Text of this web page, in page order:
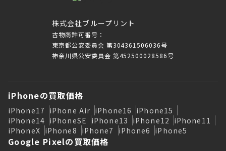
株式会社ブループリント
古物商許可番号：
東京都公安委員会 第304361506036号
神奈川県公安委員会 第452500028586号
iPhoneの買取価格
iPhone17 iPhone Air iPhone16 iPhone15
iPhone14 iPhoneSE iPhone13 iPhone12 iPhone11
iPhoneX iPhone8 iPhone7 iPhone6 iPhone5
Google Pixelの買取価格